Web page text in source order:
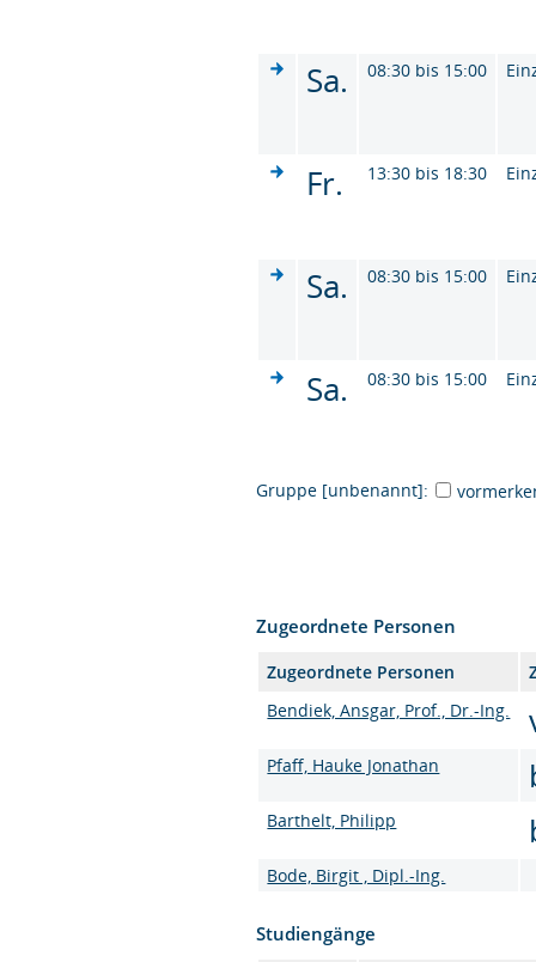
Sa. 08:30 bis 15:00
Fr. 13:30 bis 18:30
Sa. 08:30 bis 15:00
Sa. 08:30 bis 15:00
Gruppe [unbenannt]:
Zugeordnete Personen
Zugeordnete Personen
Bendiek, Ansgar, Prof., Dr.-Ing.
Pfaff, Hauke Jonathan
Barthelt, Philipp
Bode, Birgit , Dipl.-Ing.
Studiengänge